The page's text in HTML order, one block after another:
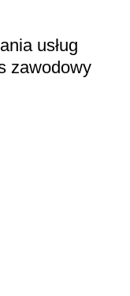
usług
zawodowy